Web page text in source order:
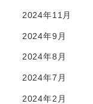
2024年11月
2024年9月
2024年8月
2024年7月
2024年2月